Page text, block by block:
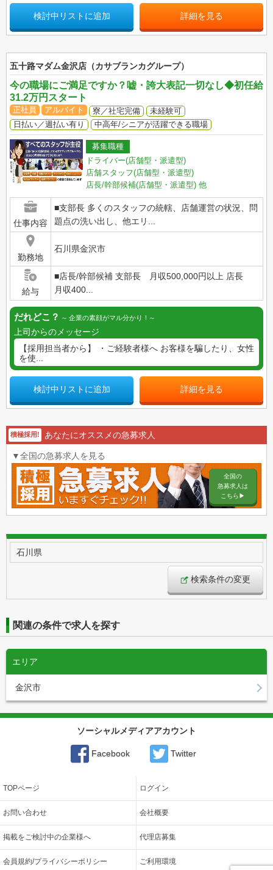
検討中リストに追加 詳細を見る
五十路マダム金沢店（カサブランカグループ）
今の職場にご満足ですか？嘘・誇大表記一切なし◆初任給
31.2万円スタート
正社員 アルバイト 寮／社宅完備
未経験可
日払い／週払い有り
中高年/シニアが活躍できる職場
募集職種
ドライバー(店舗型・派遣型)
店舗スタッフ(店舗型・派遣型)
店長/幹部候補(店舗型・派遣型) 他
仕事内容
■支部長 多くのスタッフの統轄、店舗運営の状況、問
題点の洗い出し、他エリ...
勤務地
石川県金沢市
給与
■店長/幹部候補 支部長 月収500,000円以上 店長
月収400...
だれどこ？ 企業の素顔がマル分かり！
上司からのメッセージ
【採用担当者から】 ・ご経験者様へ お客様を騙したり、女性
を使...
検討中リストに追加 詳細を見る
積極採用! あなたにオススメの急募求人
▼全国の急募求人を見る
全国の
急募求人は
こちら▶︎
石川県
検索条件の変更
関連の条件で求人を探す
エリア
金沢市
ソーシャルメディアアカウント
Facebook Twitter
TOPページ ログイン
お問い合わせ 会社概要
掲載をご検討中の企業様へ 代理店募集
会員規約/プライバシーポリシー ご利用環境